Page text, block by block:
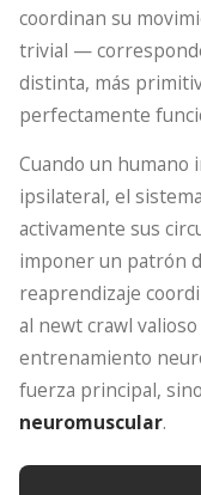
coordinan su
trivial —
distinta, más
perfectamente
Cuando un
ipsilateral, el
activamente sus
imponer un patrón
reaprendizaje
al newt crawl
entrenamiento
fuerza principal,
neuromuscular.